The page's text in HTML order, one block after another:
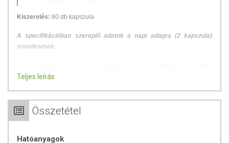
Kiszerelés: 60 db kapszula
A specifikációban szereplő adatok a napi adagra (2 kapszula)
vonatkoznak.
hatékonyabb támogatásához!
Vitaminok és ásványi anyagok az optimális
működés, spermatermelés és libidó támogatásáért
Teljes leírás
Összetétel
Hatóanyagok